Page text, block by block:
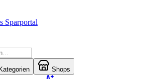
Sparportal
Kategorien Shops